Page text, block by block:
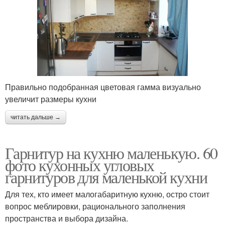
Правильно подобранная цветовая гамма визуально
увеличит размеры кухни
читать дальше →
Гарнитур на кухню маленькую. 60
фото кухонных угловых
гарнитуров для маленькой кухни
Для тех, кто имеет малогабаритную кухню, остро стоит
вопрос меблировки, рационального заполнения
пространства и выбора дизайна.